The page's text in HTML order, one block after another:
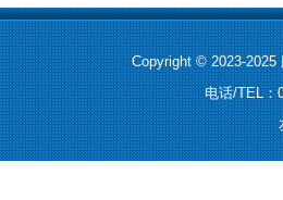
Copyright © 2023-
电话/TEL：